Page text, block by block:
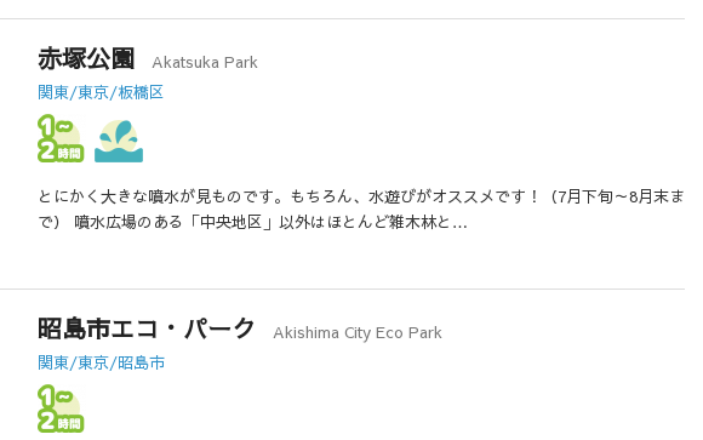
赤塚公園
Akatsuka Park
関東/東京/板橋区
とにかく大きな噴水が見ものです。もちろん、水遊びがオススメです！（7月下旬～8月末ま
で） 噴水広場のある「中央地区」以外はほとんど雑木林と…
昭島市エコ・パーク
Akishima City Eco Park
関東/東京/昭島市